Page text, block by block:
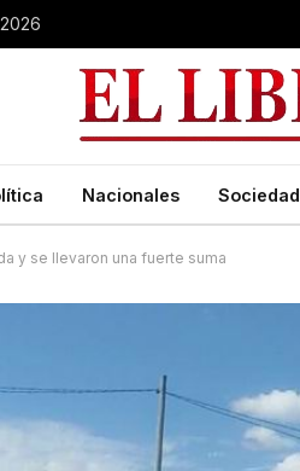
Nacionales Sociedad
y se llevaron una fuerte suma